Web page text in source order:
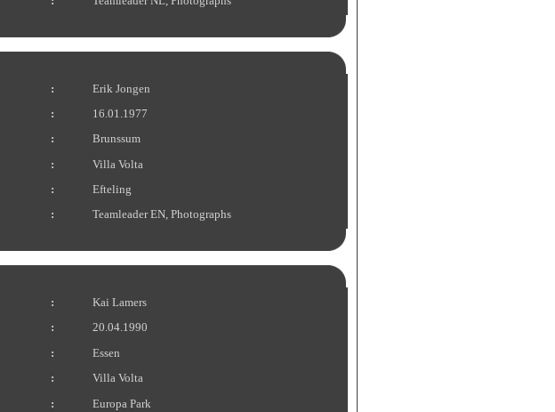
:
Erik Jongen
:
16.01.1977
:
Brunssum
:
Villa Volta
:
Efteling
:
Teamleader EN, Photographs
:
Kai Lamers
:
20.04.1990
:
Essen
:
Villa Volta
:
Europa Park